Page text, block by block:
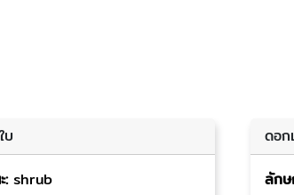
บ
:shrub
ดอก
ลัก